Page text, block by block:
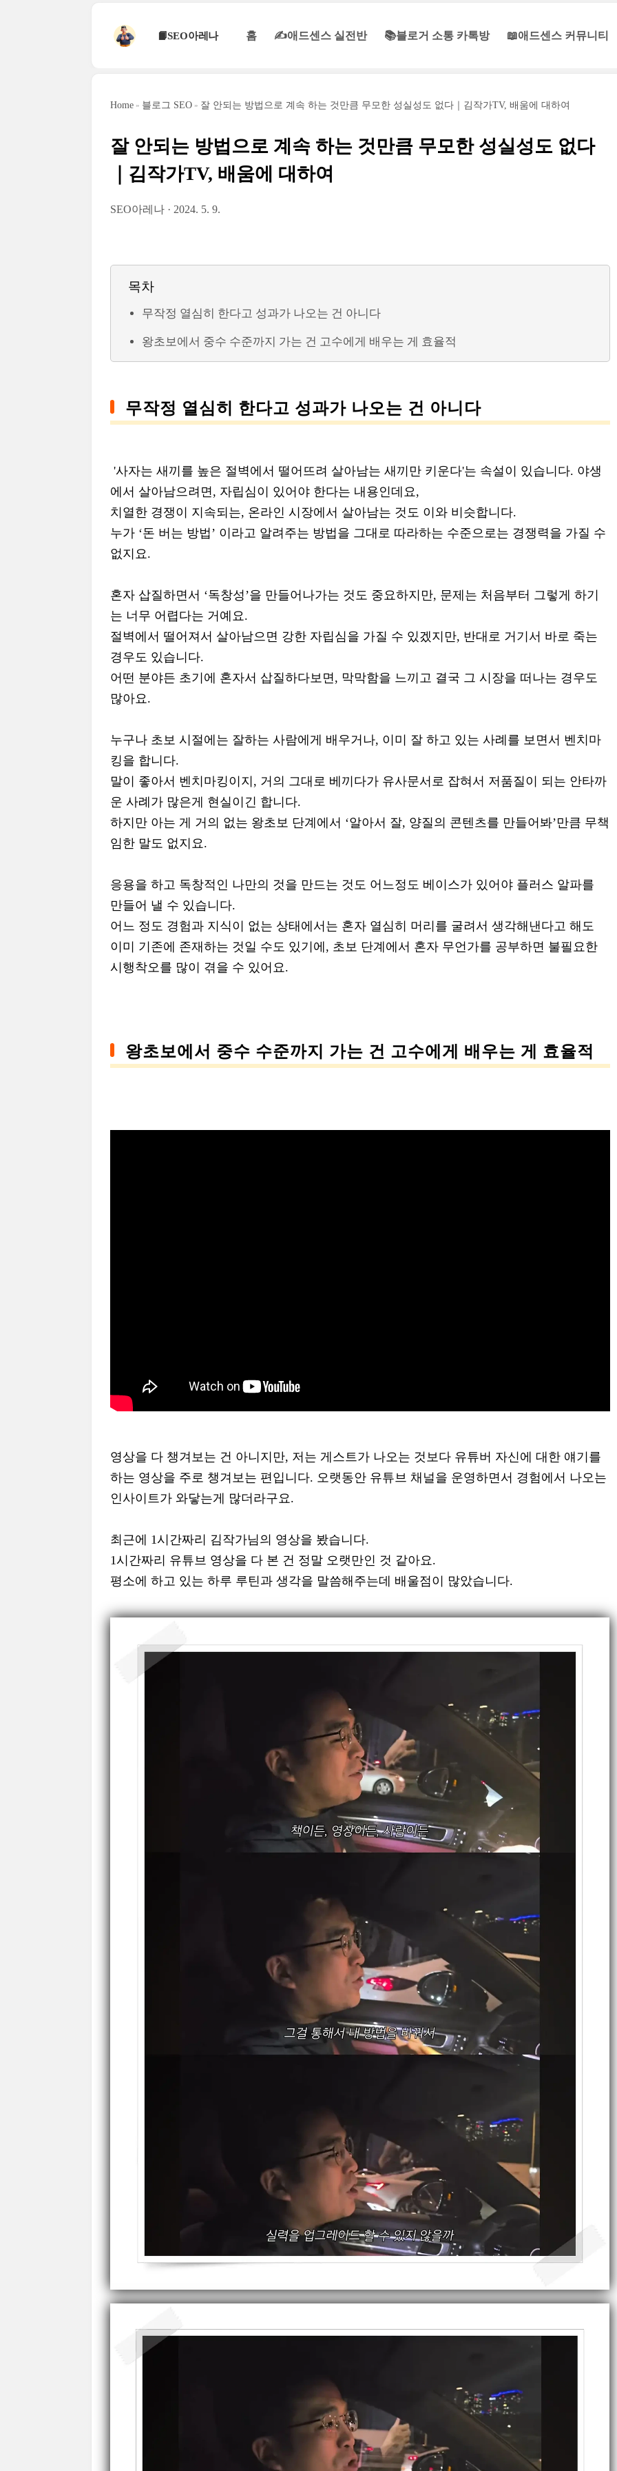
📙SEO아레나 홈 ✍애드센스 실전반 📚블로거 소통 카톡방 📖애드센스 커뮤니티
Home 블로그 SEO 잘 안되는 방법으로 계속 하는 것만큼 무모한 성실성도 없다｜김작가TV, 배움에 대하여
잘 안되는 방법으로 계속 하는 것만큼 무모한 성실성도 없다
｜김작가TV, 배움에 대하여
SEO아레나 2024. 5. 9.
목차
무작정 열심히 한다고 성과가 나오는 건 아니다
왕초보에서 중수 수준까지 가는 건 고수에게 배우는 게 효율적
무작정 열심히 한다고 성과가 나오는 건 아니다
'사자는 새끼를 높은 절벽에서 떨어뜨려 살아남는 새끼만 키운다'는 속설이 있습니다. 야생
에서 살아남으려면, 자립심이 있어야 한다는 내용인데요,
치열한 경쟁이 지속되는, 온라인 시장에서 살아남는 것도 이와 비슷합니다.
누가 ‘돈 버는 방법’ 이라고 알려주는 방법을 그대로 따라하는 수준으로는 경쟁력을 가질 수
없지요.
혼자 삽질하면서 ‘독창성’을 만들어나가는 것도 중요하지만, 문제는 처음부터 그렇게 하기
는 너무 어렵다는 거예요.
절벽에서 떨어져서 살아남으면 강한 자립심을 가질 수 있겠지만, 반대로 거기서 바로 죽는
경우도 있습니다.
어떤 분야든 초기에 혼자서 삽질하다보면, 막막함을 느끼고 결국 그 시장을 떠나는 경우도
많아요.
누구나 초보 시절에는 잘하는 사람에게 배우거나, 이미 잘 하고 있는 사례를 보면서 벤치마
킹을 합니다.
말이 좋아서 벤치마킹이지, 거의 그대로 베끼다가 유사문서로 잡혀서 저품질이 되는 안타까
운 사례가 많은게 현실이긴 합니다.
하지만 아는 게 거의 없는 왕초보 단계에서 ‘알아서 잘, 양질의 콘텐츠를 만들어봐’만큼 무책
임한 말도 없지요.
응용을 하고 독창적인 나만의 것을 만드는 것도 어느정도 베이스가 있어야 플러스 알파를
만들어 낼 수 있습니다.
어느 정도 경험과 지식이 없는 상태에서는 혼자 열심히 머리를 굴려서 생각해낸다고 해도
이미 기존에 존재하는 것일 수도 있기에, 초보 단계에서 혼자 무언가를 공부하면 불필요한
시행착오를 많이 겪을 수 있어요.
왕초보에서 중수 수준까지 가는 건 고수에게 배우는 게 효율적
영상을 다 챙겨보는 건 아니지만, 저는 게스트가 나오는 것보다 유튜버 자신에 대한 얘기를
하는 영상을 주로 챙겨보는 편입니다. 오랫동안 유튜브 채널을 운영하면서 경험에서 나오는
인사이트가 와닿는게 많더라구요.
최근에 1시간짜리 김작가님의 영상을 봤습니다.
1시간짜리 유튜브 영상을 다 본 건 정말 오랫만인 것 같아요.
평소에 하고 있는 하루 루틴과 생각을 말씀해주는데 배울점이 많았습니다.